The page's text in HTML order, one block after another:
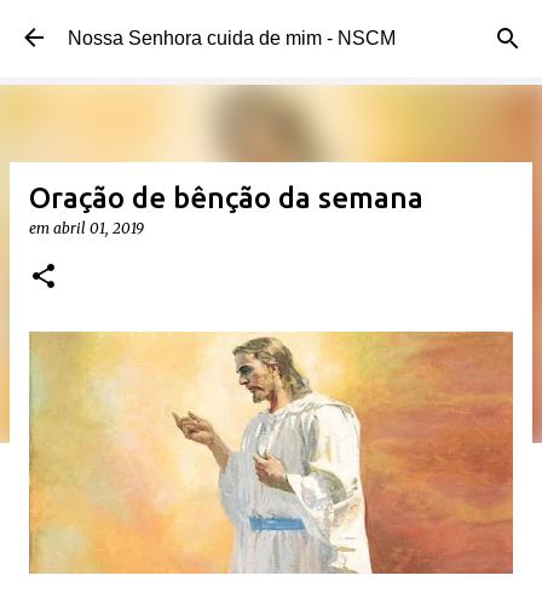
Pular para o conteúdo principal
Nossa Senhora cuida de mim - NSCM
Oração de bênção da semana
em abril 01, 2019